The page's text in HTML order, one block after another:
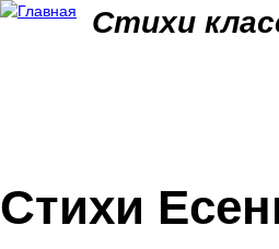
Стихи
Стихи